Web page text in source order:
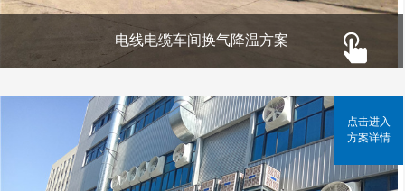
电线电缆车间换气降温方案
点击进入
方案详情